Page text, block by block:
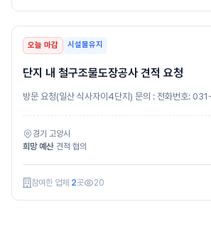
오늘 마감 시설물유지
단지 내 철구조물도장공사 견적 요청
방문 요청(일산 식사자이4단지) 문의 : 전화번호:
경기 고양시
희망 예산 견적 협의
참여한 업체 2곳 20